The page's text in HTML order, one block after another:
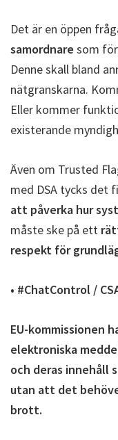
Det är en öppen
samordnare som
Denne skall bland
nätgranskarna.
Eller kommer
existerande
Även om Trusted
med DSA tycks det
att påverka hur
måste ske på ett
respekt för
• #ChatControl /
EU-kommissionen
elektroniska
och deras innehåll
utan att det
brott.